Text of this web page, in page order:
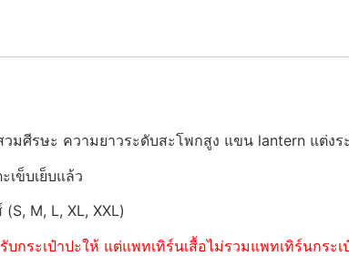
มศีรษะ ความยาวระดับสะโพกสูง แขน lantern แต่งร
เข็บเย็บแล้ว
M, L, XL, XXL)
กระเป๋าปะให้ แต่แพทเทิร์นเสื้อไม่รวมแพทเทิร์นกระ